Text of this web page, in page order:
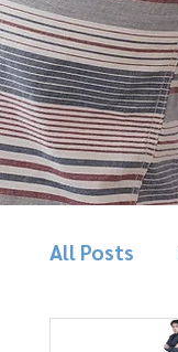
All Posts